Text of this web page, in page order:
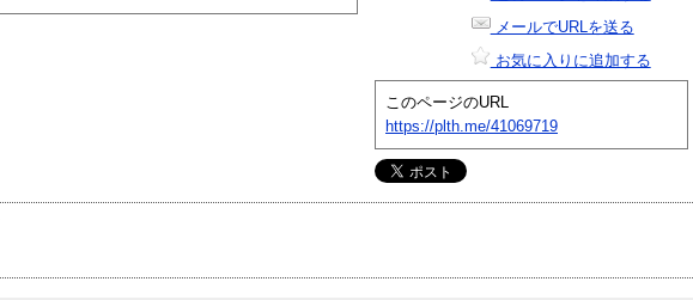
メールでURLを送る
お気に入りに追加する
このページのURL
https://plth.me/41069719